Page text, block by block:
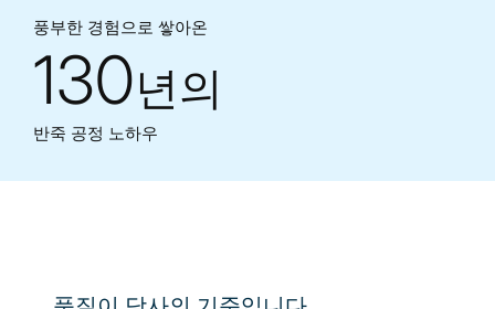
풍부한 경험으로 쌓아온
130년의
반죽 공정 노하우